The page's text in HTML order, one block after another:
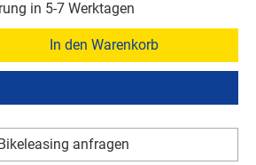
in 5-7 Werktagen
In den Warenkorb
anfragen